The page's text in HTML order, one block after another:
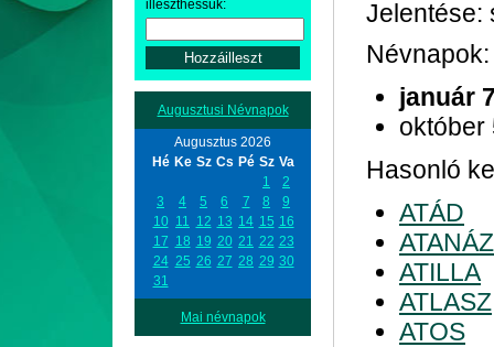
illeszthessük:
Augusztusi Névnapok
Augusztus 2026
Hé Ke Sz Cs Pé Sz Va
1
2
3
4 5 6 7 8
9
10 11 12 13 14 15 16
17 18 19 20 21 22 23
24 25 26 27 28 29 30
31
Mai névnapok
Jelentése:
Névnapok:
január
október
Hasonló
ATÁD
ATANÁZ
ATILLA
ATLASZ
ATOS